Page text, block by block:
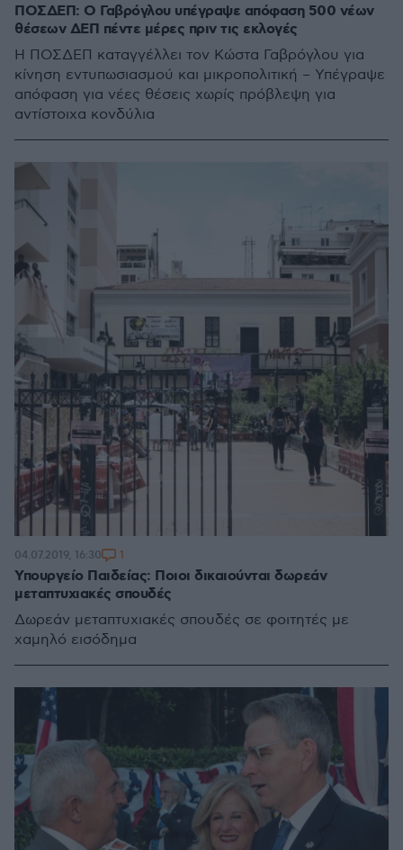
ΠΟΣΔΕΠ: Ο Γαβρόγλου υπέγραψε απόφαση 500 νέων
θέσεων ΔΕΠ πέντε μέρες πριν τις εκλογές
Η ΠΟΣΔΕΠ καταγγέλλει τον Κώστα Γαβρόγλου για
κίνηση εντυπωσιασμού και μικροπολιτική – Υπέγραψε
απόφαση για νέες θέσεις χωρίς πρόβλεψη για
αντίστοιχα κονδύλια
Υπουργείο Παιδείας: Ποιοι δικαιούνται δωρεάν
μεταπτυχιακές σπουδές
Δωρεάν μεταπτυχιακές σπουδές σε φοιτητές με
χαμηλό εισόδημα
04.07.2019, 16:30 1